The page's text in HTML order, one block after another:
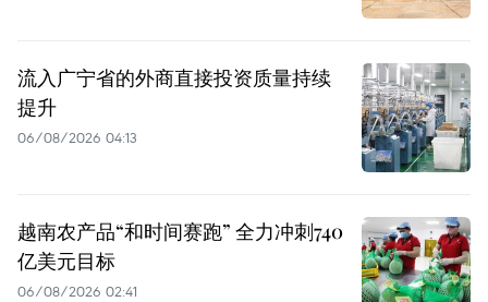
流入广宁省的外商直接投资质量持续
提升
06/08/2026 04:13
越南农产品“和时间赛跑” 全力冲刺740
亿美元目标
06/08/2026 02:41